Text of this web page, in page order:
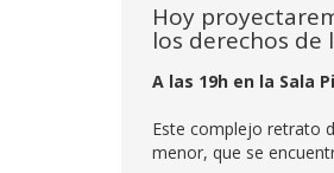
Hoy
los derechos de
A las 19h en la Sala
Este complejo retrato
menor, que se